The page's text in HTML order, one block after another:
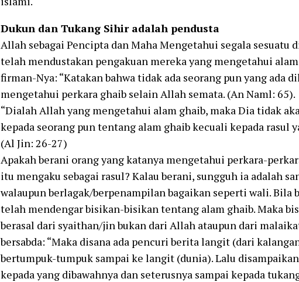
Dukun dan Tukang Sihir adalah pendusta
Allah sebagai Pencipta dan Maha Mengetahui segala sesuatu
telah mendustakan pengakuan mereka yang mengetahui
firman-Nya: “Katakan bahwa tidak ada seorang pun yang ada
mengetahui perkara ghaib selain Allah semata. (An Naml: 65).
“Dialah Allah yang mengetahui alam ghaib, maka Dia tidak
kepada seorang pun tentang alam ghaib kecuali kepada rasul
(Al Jin: 26-27)
Apakah berani orang yang katanya mengetahui perkara-
itu mengaku sebagai rasul? Kalau berani, sungguh ia adalah
walaupun berlagak/berpenampilan bagaikan seperti wali. Bila
telah mendengar bisikan-bisikan tentang alam ghaib. Maka
berasal dari syaithan/jin bukan dari Allah ataupun dari
bersabda: “Maka disana ada pencuri berita langit (dari
bertumpuk-tumpuk sampai ke langit (dunia). Lalu
kepada yang dibawahnya dan seterusnya sampai kepada